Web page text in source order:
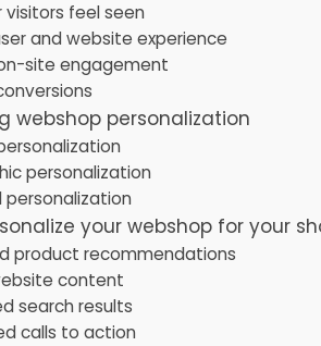
visitors feel seen
and website experience
site engagement
webshop personalization
personalization
your webshop for your
product recommendations
content
search results
calls to action